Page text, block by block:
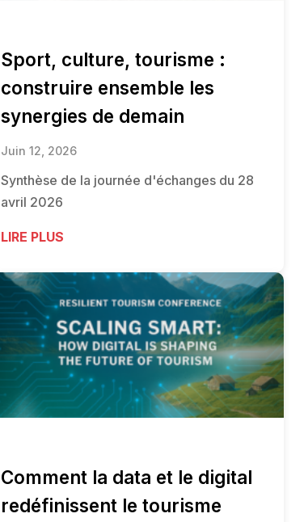
Sport, culture, tourisme :
construire ensemble les
synergies de demain
Juin 12, 2026
Synthèse de la journée d'échanges du 28
avril 2026
LIRE PLUS
Comment la data et le digital
redéfinissent le tourisme